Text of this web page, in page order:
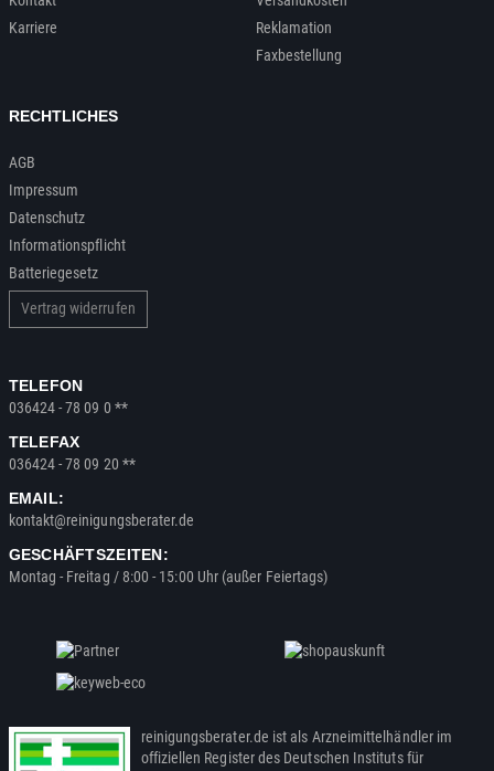
Karriere
Reklamation
Faxbestellung
RECHTLICHES
AGB
Impressum
Datenschutz
Informationspflicht
Batteriegesetz
Vertrag widerrufen
TELEFON
036424 - 78 09 0 **
TELEFAX
036424 - 78 09 20 **
EMAIL:
kontakt@reinigungsberater.de
GESCHÄFTSZEITEN:
Montag - Freitag / 8:00 - 15:00 Uhr (außer Feiertags)
reinigungsberater.de ist als Arzneimittelhändler im
offiziellen Register des Deutschen Instituts für